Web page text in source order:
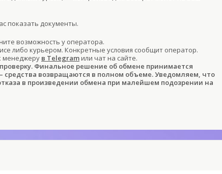
показать документы.
возможность у оператора.
либо курьером. Конкретные условия сообщит оператор.
менеджеру в Telegram или чат на сайте.
Финальное решение об обмене принимается
средства возвращаются в полном объеме. Уведомляем, что
в произведении обмена при малейшем подозрении на